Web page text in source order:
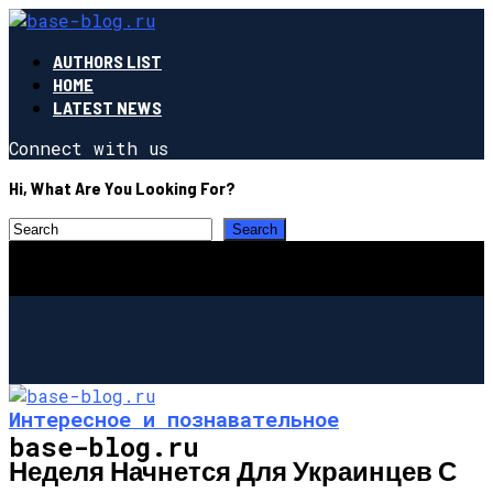
AUTHORS LIST
HOME
LATEST NEWS
Connect with us
Hi, What Are You Looking For?
base-blog.ru
Интересное и познавательное
Неделя Начнется Для Украинцев С